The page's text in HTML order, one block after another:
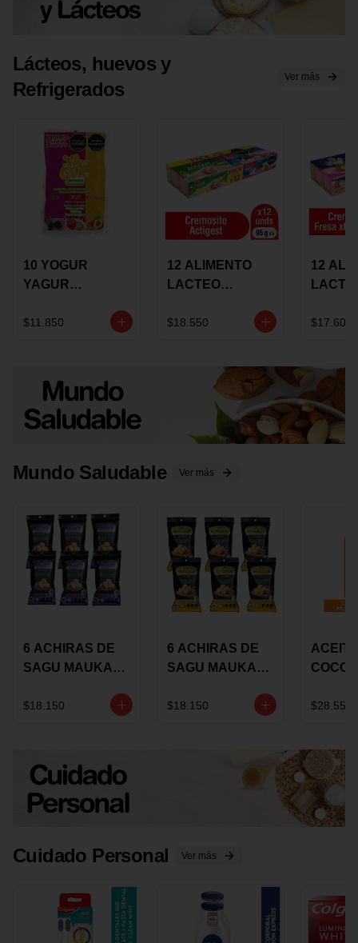
Lácteos, huevos y
Refrigerados
Ver más
10 YOGUR
YAGUR
150ML SURTIDO
$11.850
12 ALIMENTO
LACTEO
ALQUERIA
$18.550
12
$17.600
Mundo Saludable Ver más
6 ACHIRAS DE
SAGU MAUKA
$18.150
6 ACHIRAS DE
SAGU MAUKA
GRS
$18.150
COCO
150G
$28.550
Cuidado Personal Ver más